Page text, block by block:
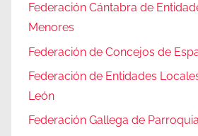
Federación Cántabra de
Menores
Federación de Concejos de
Federación de Entidades
León
Federación Gallega de